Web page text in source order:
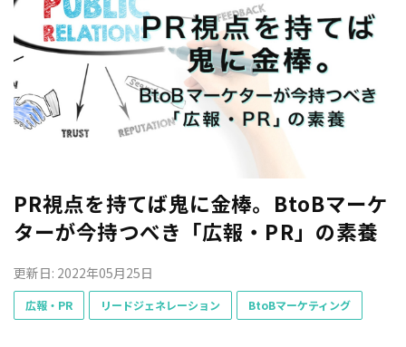
PR視点を持てば鬼に金棒。BtoBマーケ
ターが今持つべき「広報・PR」の素養
更新日: 2022年05月25日
広報・PR リードジェネレーション BtoBマーケティング